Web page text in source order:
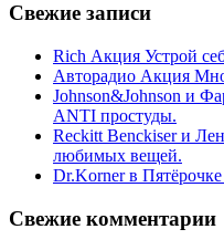
Свежие записи
Rich Акция Устрой
Авторадио Акция
Johnson&Johnson и
ANTI простуды.
Reckitt Benckiser и
любимых вещей.
Dr.Korner в
Свежие комментарии